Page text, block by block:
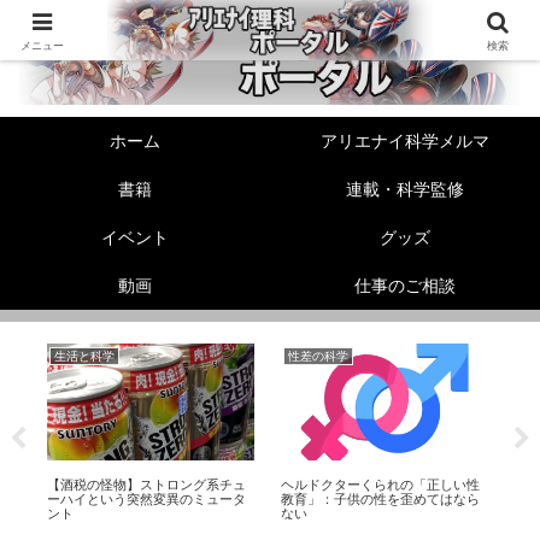
ホーム アリエナイ科学メルマ
書籍 連載・科学監修
イベント グッズ
動画 仕事のご相談
生活と科学
【酒税の怪物】ストロング系チュ
ーハイという突然変異のミュータ
ント
性差の科学
ヘルドクターくられの「正しい性
教育」：子供の性を歪めてはなら
ない
メニュー 検索